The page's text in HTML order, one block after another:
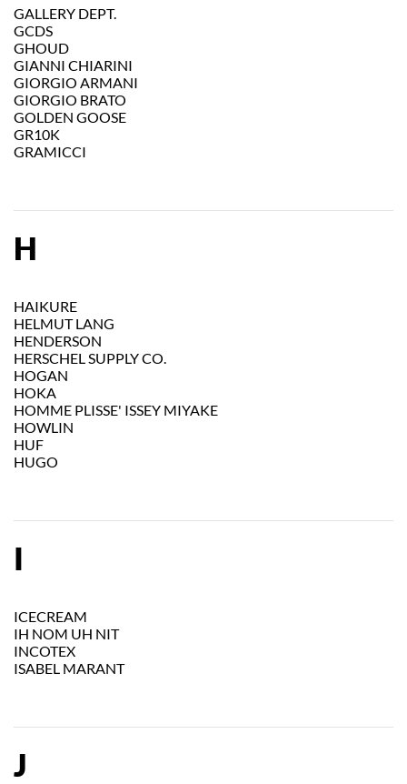
GALLERY DEPT.
GCDS
GHOUD
GIANNI CHIARINI
GIORGIO ARMANI
GIORGIO BRATO
GOLDEN GOOSE
GR10K
GRAMICCI
H
HAIKURE
HELMUT LANG
HENDERSON
HERSCHEL SUPPLY CO.
HOGAN
HOKA
HOMME PLISSE' ISSEY MIYAKE
HOWLIN
HUF
HUGO
I
ICECREAM
IH NOM UH NIT
INCOTEX
ISABEL MARANT
J